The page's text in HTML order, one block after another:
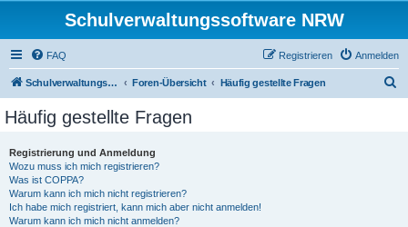
Schulverwaltungssoftware NRW
FAQ Anmelden
Registrieren
Schulverwaltungssoftware NRW Foren-Übersicht Häufig gestellte Fragen
Häufig gestellte Fragen
Registrierung und Anmeldung
Wozu muss ich mich registrieren?
Was ist COPPA?
Warum kann ich mich nicht registrieren?
Ich habe mich registriert, kann mich aber nicht anmelden!
Warum kann ich mich nicht anmelden?